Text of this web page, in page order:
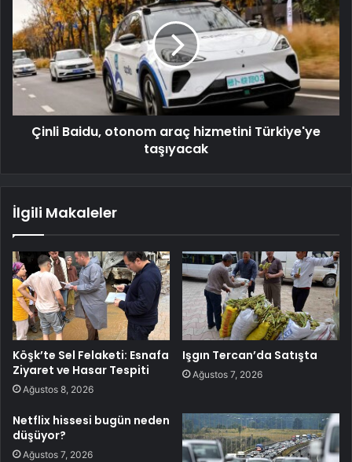
Çinli Baidu, otonom araç hizmetini Türkiye'ye
taşıyacak
İlgili Makaleler
Köşk’te Sel Felaketi: Esnafa
Ziyaret ve Hasar Tespiti
Ağustos 8, 2026
Işgın Tercan’da Satışta
Ağustos 7, 2026
Netflix hissesi bugün neden
düşüyor?
Ağustos 7, 2026